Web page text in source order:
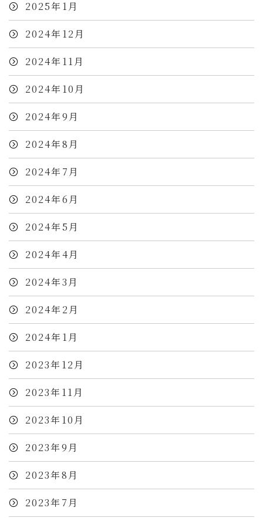
2025年1月
2024年12月
2024年11月
2024年10月
2024年9月
2024年8月
2024年7月
2024年6月
2024年5月
2024年4月
2024年3月
2024年2月
2024年1月
2023年12月
2023年11月
2023年10月
2023年9月
2023年8月
2023年7月